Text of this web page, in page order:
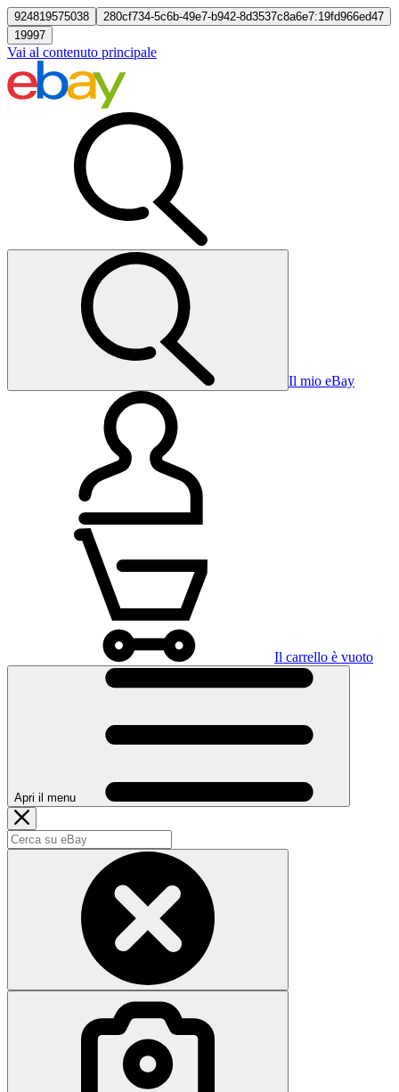
924819575038
280cf734-5c6b-49e7-b942-8d3537c8a6e7:19fd966ed47
19997
Vai al contenuto principale
Il mio eBay
Il carrello è vuoto
Apri il menu